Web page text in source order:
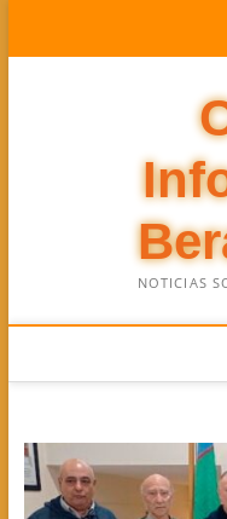
NOTICIAS